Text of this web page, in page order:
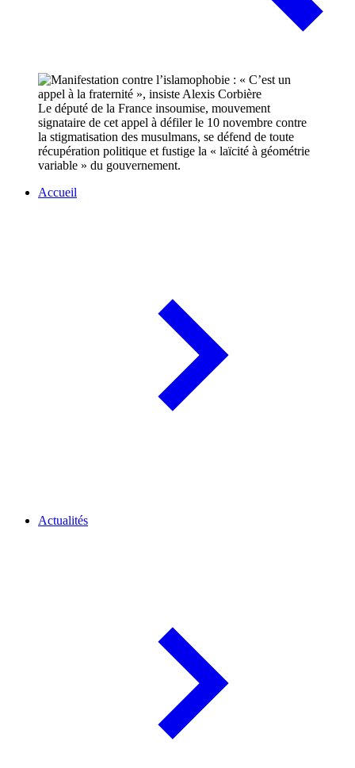
Le député de la France insoumise, mouvement
signataire de cet appel à défiler le 10 novembre contre
la stigmatisation des musulmans, se défend de toute
récupération politique et fustige la « laïcité à géométrie
variable » du gouvernement.
Accueil
Actualités